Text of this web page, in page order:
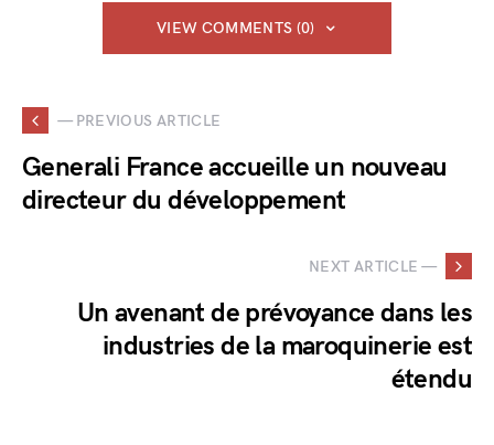
VIEW COMMENTS (0)
— PREVIOUS ARTICLE
Generali France accueille un nouveau
directeur du développement
NEXT ARTICLE —
Un avenant de prévoyance dans les
industries de la maroquinerie est
étendu